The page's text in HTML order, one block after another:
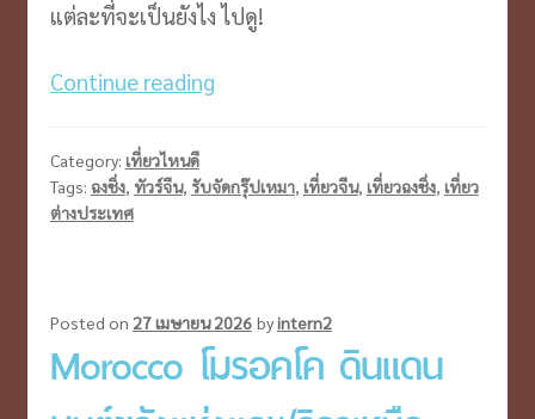
แต่ละที่จะเป็นยังไง ไปดู!
Continue readingพา
ตาม
สาว
จีน
Category: เที่ยวไหนดี
Tags: ฉงชิ่ง, ทัวร์จีน, รับจัดกรุ๊ปเหมา, เที่ยวจีน, เที่ยวฉงชิ่ง, เที่ยว
ต่างประเทศ
Posted on 27 เมษายน 2026 byintern2
Morocco โมรอคโค ดินแดน